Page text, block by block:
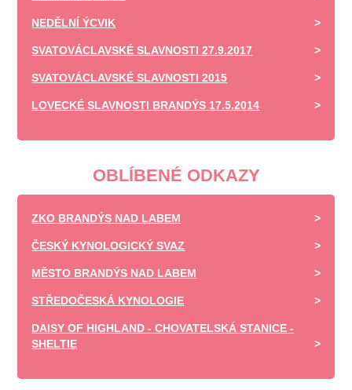
NEDĚLNÍ ÝCVIK
SVATOVÁCLAVSKÉ SLAVNOSTI 27.9.2017
SVATOVÁCLAVSKÉ SLAVNOSTI 2015
LOVECKÉ SLAVNOSTI BRANDÝS 17.5.2014
OBLÍBENÉ ODKAZY
ZKO BRANDÝS NAD LABEM
ČESKÝ KYNOLOGICKÝ SVAZ
MĚSTO BRANDÝS NAD LABEM
STŘEDOČESKÁ KYNOLOGIE
DAISY OF HIGHLAND - CHOVATELSKÁ STANICE -
SHELTIE